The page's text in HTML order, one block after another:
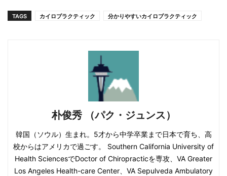
TAGS カイロプラクティック 分かりやすいカイロプラクティック
朴俊秀 （パク・ジュンス）
韓国（ソウル）生まれ。5才から中学卒業まで日本で育ち、高
校からはアメリカで過ごす。 Southern California University of
Health SciencesでDoctor of Chiropracticを専攻、VA Greater
Los Angeles Health-care Center、VA Sepulveda Ambulatory